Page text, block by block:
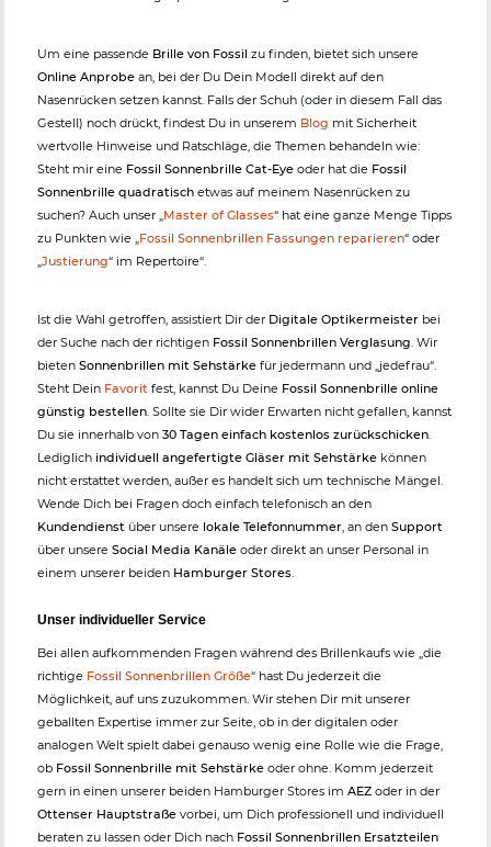
Um eine passende Brille von Fossil zu finden, bietet sich unsere
Online Anprobe an, bei der Du Dein Modell direkt auf den
Nasenrücken setzen kannst. Falls der Schuh (oder in diesem Fall das
Gestell) noch drückt, findest Du in unserem Blog mit Sicherheit
wertvolle Hinweise und Ratschläge, die Themen behandeln wie:
Steht mir eine Fossil Sonnenbrille Cat-Eye oder hat die Fossil
Sonnenbrille quadratisch etwas auf meinem Nasenrücken zu
suchen? Auch unser „Master of Glasses“ hat eine ganze Menge Tipps
zu Punkten wie „Fossil Sonnenbrillen Fassungen reparieren“ oder
„Justierung“ im Repertoire“.
Ist die Wahl getroffen, assistiert Dir der Digitale Optikermeister bei
der Suche nach der richtigen Fossil Sonnenbrillen Verglasung. Wir
bieten Sonnenbrillen mit Sehstärke für jedermann und „jedefrau“.
Steht Dein Favorit fest, kannst Du Deine Fossil Sonnenbrille online
günstig bestellen. Sollte sie Dir wider Erwarten nicht gefallen, kannst
Du sie innerhalb von 30 Tagen einfach kostenlos zurückschicken.
Lediglich individuell angefertigte Gläser mit Sehstärke können
nicht erstattet werden, außer es handelt sich um technische Mängel.
Wende Dich bei Fragen doch einfach telefonisch an den
Kundendienst über unsere lokale Telefonnummer, an den Support
über unsere Social Media Kanäle oder direkt an unser Personal in
einem unserer beiden Hamburger Stores.
Unser individueller Service
Bei allen aufkommenden Fragen während des Brillenkaufs wie „die
richtige Fossil Sonnenbrillen Größe“ hast Du jederzeit die
Möglichkeit, auf uns zuzukommen. Wir stehen Dir mit unserer
geballten Expertise immer zur Seite, ob in der digitalen oder
analogen Welt spielt dabei genauso wenig eine Rolle wie die Frage,
ob Fossil Sonnenbrille mit Sehstärke oder ohne. Komm jederzeit
gern in einen unserer beiden Hamburger Stores im AEZ oder in der
Ottenser Hauptstraße vorbei, um Dich professionell und individuell
beraten zu lassen oder Dich nach Fossil Sonnenbrillen Ersatzteilen